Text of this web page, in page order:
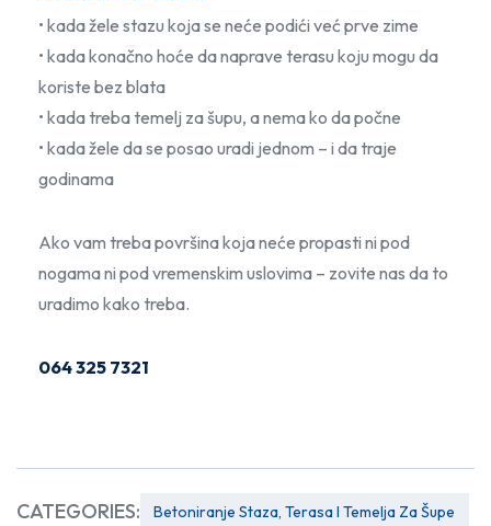
• kada žele stazu koja se neće podići već prve zime
• kada konačno hoće da naprave terasu koju mogu da
koriste bez blata
• kada treba temelj za šupu, a nema ko da počne
• kada žele da se posao uradi jednom – i da traje
godinama
Ako vam treba površina koja neće propasti ni pod
nogama ni pod vremenskim uslovima – zovite nas da to
uradimo kako treba.
064 325 7321
CATEGORIES:
Betoniranje Staza, Terasa I Temelja Za Šupe